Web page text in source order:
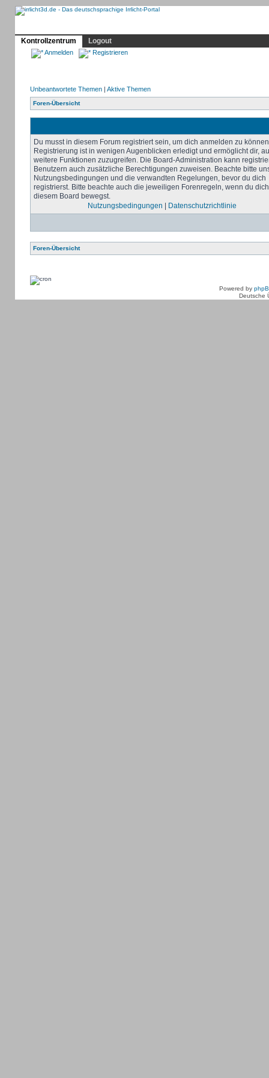
Kontrollzentrum
Logout
Anmelden Registrieren
Unbeantwortete Themen| Aktive Themen
Foren-Übersicht
Du musst in diesem Forum registriert sein, um dich anmelden zu
Registrierung ist in wenigen Augenblicken erledigt und ermöglicht dir,
weitere Funktionen zuzugreifen. Die Board-Administration kann
Benutzern auch zusätzliche Berechtigungen zuweisen. Beachte bitte
Nutzungsbedingungen und die verwandten Regelungen, bevor du dich
registrierst. Bitte beachte auch die jeweiligen Forenregeln, wenn du
diesem Board bewegst.
Nutzungsbedingungen
Datenschutzrichtlinie
Foren-Übersicht
Powered by
Deutsche